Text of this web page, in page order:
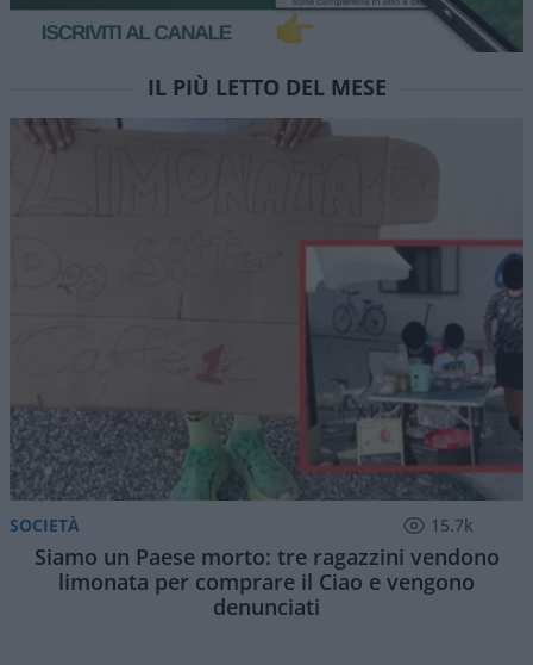
IL PIÙ LETTO DEL MESE
SOCIETÀ 15.7k
Siamo un Paese morto: tre ragazzini vendono
limonata per comprare il Ciao e vengono
denunciati